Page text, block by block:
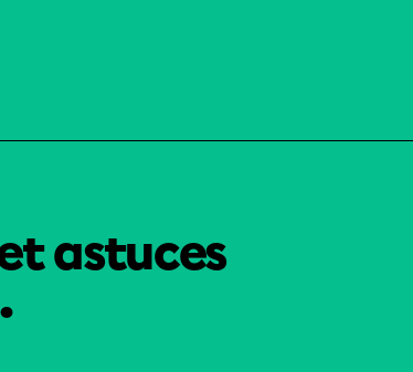
astuces